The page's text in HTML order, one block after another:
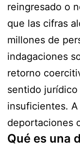
reingresado o
que las cifras
millones de
indagaciones
retorno
sentido
insuficientes.
deportaciones
Qué es una